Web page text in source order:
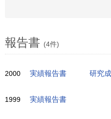
報告書 (4件)
2000 実績報告書 研究
1999 実績報告書